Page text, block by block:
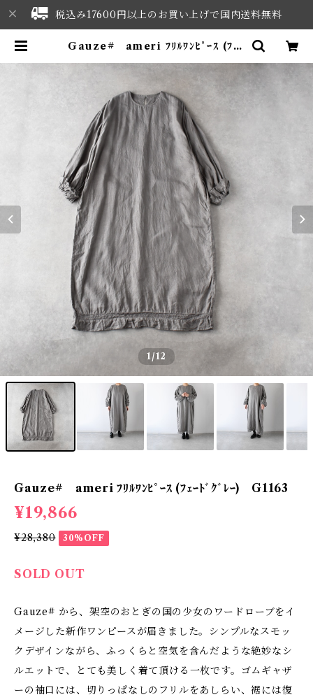
税込み17600円以上のお買い上げで国内送料無料
Gauze# ameri ﾌﾘﾙﾜﾝﾋﾟｰｽ (ﾌｪｰ
1/12
Gauze# ameri ﾌﾘﾙﾜﾝﾋﾟｰｽ (ﾌｪｰﾄﾞｸﾞﾚｰ) G1163
¥19,866
¥28,380 30%OFF
SOLD OUT
Gauze# から、架空のおとぎの国の少女のワードローブをイ
メージした新作ワンピースが届きました。シンプルなスモッ
クデザインながら、ふっくらと空気を含んだような絶妙なシ
ルエットで、とても美しく着て頂ける一枚です。ゴムギャザ
ーの袖口には、切りっぱなしのフリルをあしらい、裾には復